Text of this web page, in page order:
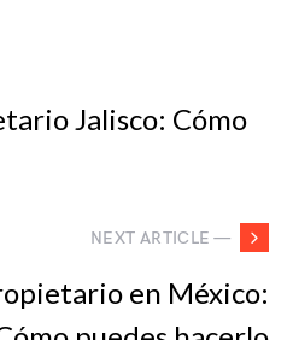
Jalisco: Cómo
NEXT ARTICLE —
en México: